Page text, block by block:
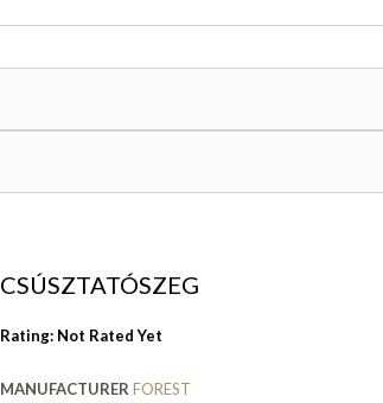
CSÚSZTATÓSZEG
Rating: Not Rated Yet
MANUFACTURER FOREST